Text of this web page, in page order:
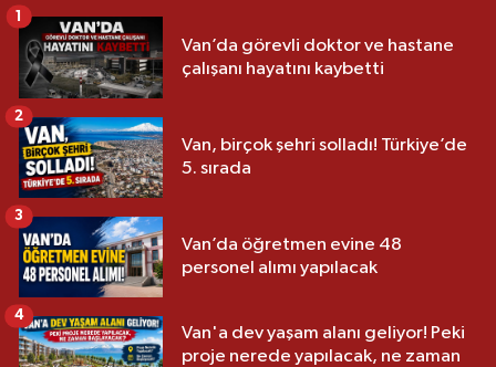
Van’da görevli doktor ve hastane
çalışanı hayatını kaybetti
1
Van, birçok şehri solladı! Türkiye’de
5. sırada
2
Van’da öğretmen evine 48
personel alımı yapılacak
3
Van'a dev yaşam alanı geliyor! Peki
proje nerede yapılacak, ne zaman
4